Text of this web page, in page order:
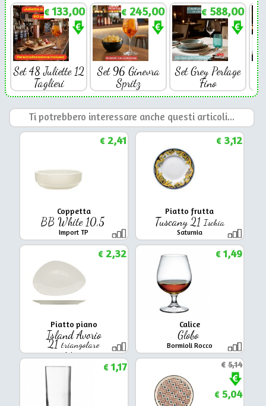
€ 133,00
Set 48 Juliette 12
Taglieri
€ 245,00
Set 96 Ginevra
Spritz
€ 588,00
Set Grey Perlage
Fino
Ti potrebbero interessare anche questi articoli...
Coppetta
BB White 10,5
Import TP
€2,41
Piatto frutta
Tuscany 21 Ischia
Saturnia
€3,12
Piatto piano
Island Avorio
21triangolare
Ariane
€2,32
Calice
Globo
Bormioli Rocco
€1,49
€1,17 €5,14
€5,04